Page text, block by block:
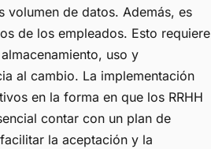
volumen de datos. Además, es
de los empleados. Esto requiere
uso y
al cambio. La implementación
en la forma en que los RRHH
contar con un plan de
la aceptación y la